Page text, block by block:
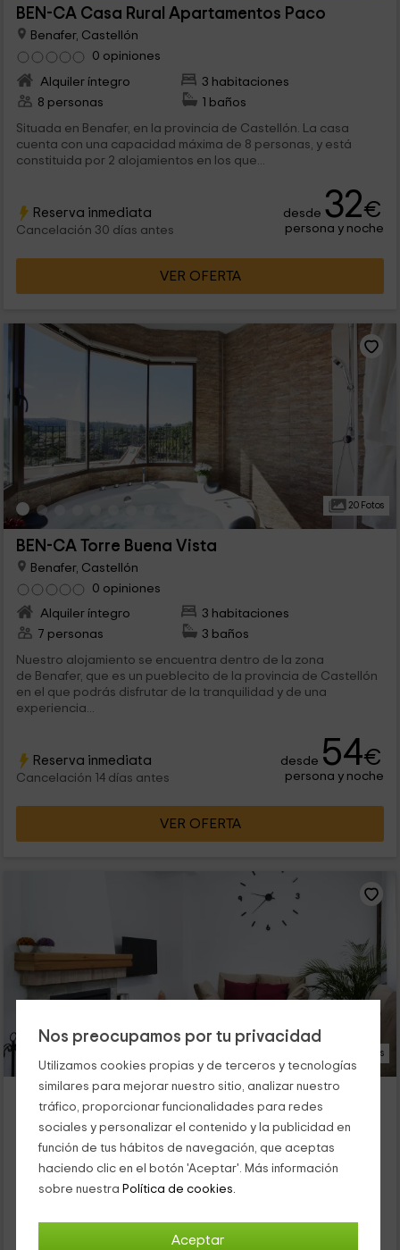
Nos preocupamos por tu privacidad
Utilizamos cookies propias y de terceros y tecnologías
similares para mejorar nuestro sitio, analizar nuestro
tráfico, proporcionar funcionalidades para redes
sociales y personalizar el contenido y la publicidad en
función de tus hábitos de navegación, que aceptas
haciendo clic en el botón 'Aceptar'. Más información
sobre nuestra Política de cookies.
Aceptar
BEN-CA Casa Rural Apartamentos Paco
Benafer, Castellón
0 opiniones
Alquiler íntegro
3 habitaciones
8 personas
1 baños
Situada en Benafer, en la provincia de Castellón. La casa
cuenta con una capacidad máxima de 8 personas, y está
constituida por 2 alojamientos en los que...
Reserva inmediata
Cancelación 30 días antes
desde 32€
persona y noche
VER OFERTA
20 Fotos
BEN-CA Torre Buena Vista
Benafer, Castellón
0 opiniones
Alquiler íntegro
3 habitaciones
7 personas
3 baños
Nuestro alojamiento se encuentra dentro de la zona
de Benafer, que es un pueblecito de la provincia de Castellón
en el que podrás disfrutar de la tranquilidad y de una
experiencia...
Reserva inmediata
Cancelación 14 días antes
desde 54€
persona y noche
VER OFERTA
13 Fotos
BEN-CA Torre Buen Aire
Benafer, Castellón
0 opiniones
Alquiler íntegro
4 habitaciones
8 personas
3 baños
de Benafer, que es un pueblecito tranquilo en el que vas a
poder desconectar y conocer la provincia de Castellón. Se